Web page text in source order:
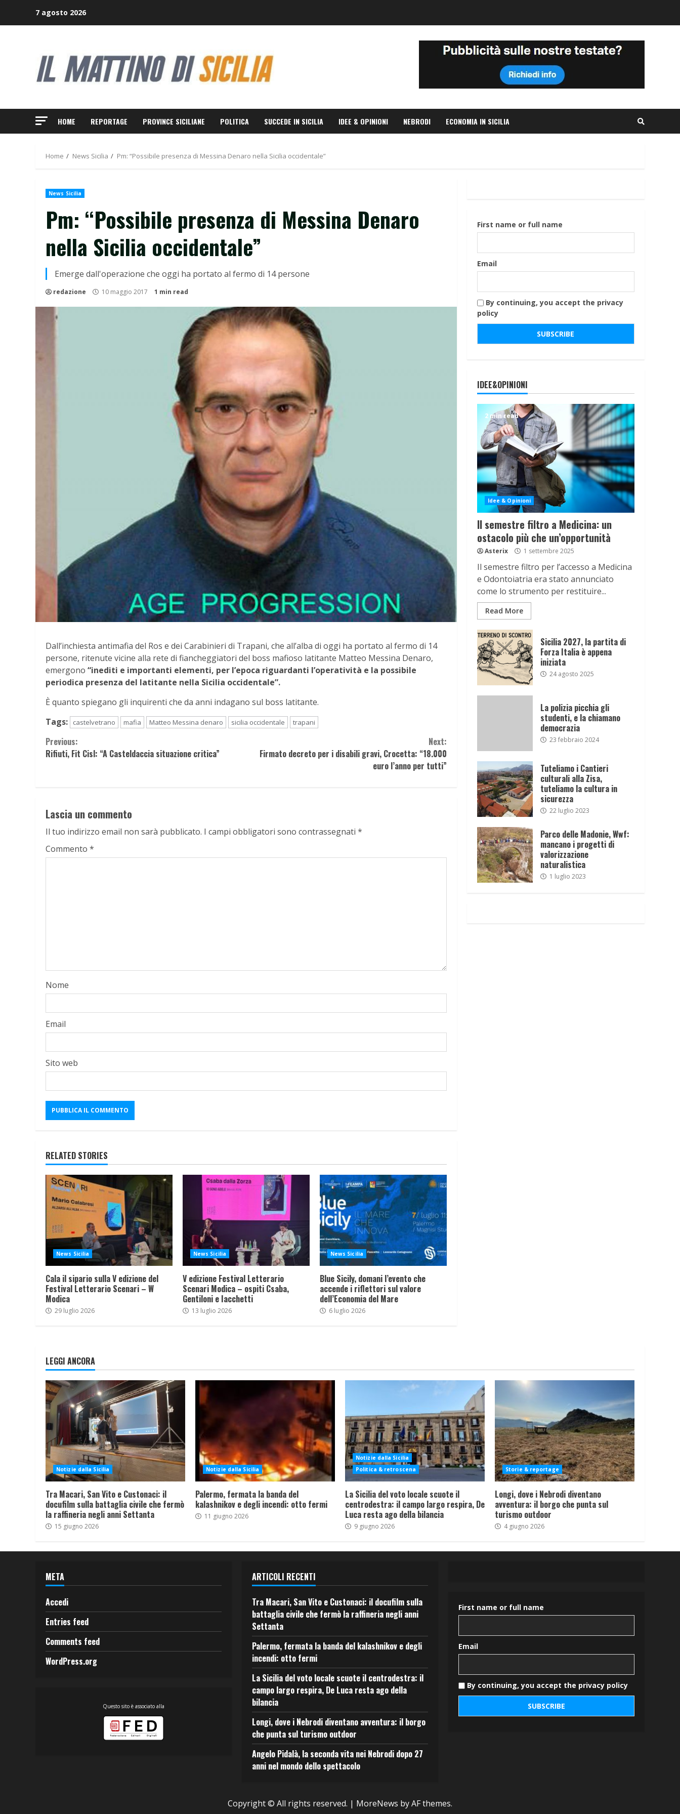
7 agosto 2026
HOME REPORTAGE PROVINCE SICILIANE POLITICA SUCCEDE IN SICILIA IDEE & OPINIONI NEBRODI ECONOMIA IN SICILIA
Home News Sicilia Pm: “Possibile presenza di Messina Denaro nella Sicilia occidentale”
News Sicilia
Pm: “Possibile presenza di Messina Denaro
nella Sicilia occidentale”
Emerge dall'operazione che oggi ha portato al fermo di 14 persone
redazione 10 maggio 2017 1 min read
Dall’inchiesta antimafia del Ros e dei Carabinieri di Trapani, che all’alba di oggi ha portato al fermo di 14
persone, ritenute vicine alla rete di fiancheggiatori del boss mafioso latitante Matteo Messina Denaro,
emergono “inediti e importanti elementi, per l’epoca riguardanti l’operatività e la possibile
periodica presenza del latitante nella Sicilia occidentale”.
È quanto spiegano gli inquirenti che da anni indagano sul boss latitante.
Tags:
castelvetrano mafia Matteo Messina denaro sicilia occidentale trapani
Continue
Reading
Previous:
Rifiuti, Fit Cisl: “A Casteldaccia situazione critica”
Next:
Firmato decreto per i disabili gravi, Crocetta: “18.000
euro l’anno per tutti”
Lascia un commento
Il tuo indirizzo email non sarà pubblicato. I campi obbligatori sono contrassegnati *
Commento *
Nome
Email
Sito web
RELATED STORIES
News Sicilia
Cala il sipario sulla V edizione del
Festival Letterario Scenari – W
Modica
29 luglio 2026
News Sicilia
V edizione Festival Letterario
Scenari Modica – ospiti Csaba,
Gentiloni e Iacchetti
13 luglio 2026
News Sicilia
Blue Sicily, domani l’evento che
accende i riflettori sul valore
dell’Economia del Mare
6 luglio 2026
First name or full name
Email
By continuing, you accept the privacy
policy
IDEE&OPINIONI
2 min read
Idee & Opinioni
Il semestre filtro a Medicina: un
ostacolo più che un’opportunità
Asterix 1 settembre 2025
Il semestre filtro per l’accesso a Medicina
e Odontoiatria era stato annunciato
come lo strumento per restituire...
Read More
Sicilia 2027, la partita di
Forza Italia è appena
iniziata
24 agosto 2025
La polizia picchia gli
studenti, e la chiamano
democrazia
23 febbraio 2024
Tuteliamo i Cantieri
culturali alla Zisa,
tuteliamo la cultura in
sicurezza
22 luglio 2023
Parco delle Madonie, Wwf:
mancano i progetti di
valorizzazione
naturalistica
1 luglio 2023
LEGGI ANCORA
Notizie dalla Sicilia
Tra Macari, San Vito e Custonaci: il
docufilm sulla battaglia civile che fermò
la raffineria negli anni Settanta
15 giugno 2026
Notizie dalla Sicilia
Palermo, fermata la banda del
kalashnikov e degli incendi: otto fermi
11 giugno 2026
Notizie dalla Sicilia
Politica & retroscena
La Sicilia del voto locale scuote il
centrodestra: il campo largo respira, De
Luca resta ago della bilancia
9 giugno 2026
Storie & reportage
Longi, dove i Nebrodi diventano
avventura: il borgo che punta sul
turismo outdoor
4 giugno 2026
META
Accedi
Entries feed
Comments feed
WordPress.org
Questo sito è associato alla
ARTICOLI RECENTI
Tra Macari, San Vito e Custonaci: il docufilm sulla
battaglia civile che fermò la raffineria negli anni
Settanta
Palermo, fermata la banda del kalashnikov e degli
incendi: otto fermi
La Sicilia del voto locale scuote il centrodestra: il
campo largo respira, De Luca resta ago della
bilancia
Longi, dove i Nebrodi diventano avventura: il borgo
che punta sul turismo outdoor
Angelo Pidalà, la seconda vita nei Nebrodi dopo 27
anni nel mondo dello spettacolo
First name or full name
Email
By continuing, you accept the privacy policy
Copyright © All rights reserved. | MoreNews by AF themes.